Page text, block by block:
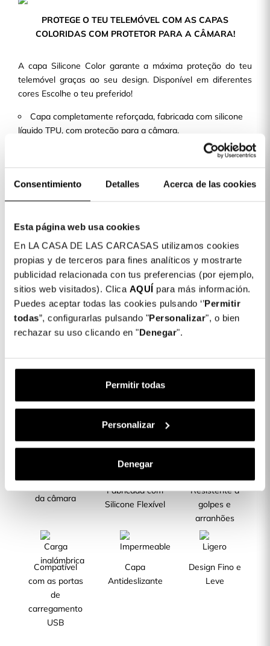
Consentimiento Detalles Acerca de las cookies
Esta página web usa cookies
En LA CASA DE LAS CARCASAS utilizamos cookies
propias y de terceros para fines analíticos y mostrarte
publicidad relacionada con tus preferencias (por ejemplo,
sitios web visitados). Clica AQUÍ para más información.
Puedes aceptar todas las cookies pulsando ‘’Permitir
todas”, configurarlas pulsando "Personalizar", o bien
rechazar su uso clicando en "Denegar".
Permitir todas
Personalizar
Denegar
PROTEGE O TEU TELEMÓVEL COM AS CAPAS
COLORIDAS COM PROTETOR PARA A CÂMARA!
A capa Silicone Color garante a máxima proteção do teu
telemóvel graças ao seu design. Disponível em diferentes
cores Escolhe o teu preferido!
Capa completamente reforçada, fabricada com silicone
líquido TPU, com proteção para a câmara.
Design fino e leve, de maneira que não aporta volume
permite o acesso a todos os botões e portas.
ti!
Detalhes do produto
Cor: Preto
COLORES DISPONIBLES
Preto
Descrição
CARACTERÍSTICAS DO PRODUTO
Com protetor
da câmara
Fabricada com
Silicone Flexível
Resistente a
golpes e
arranhões
Compatível
com as portas
de
carregamento
USB
Capa
Antideslizante
Design Fino e
Leve